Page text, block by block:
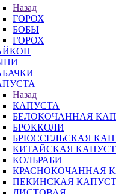
Назад
ГОРОХ
БОБЫ
ГОРОХ
Назад
КАПУСТА
БЕЛОКОЧАННАЯ
БРОККОЛИ
БРЮССЕЛЬСКАЯ
КИТАЙСКАЯ
КОЛЬРАБИ
КРАСНОКОЧАННАЯ
ПЕКИНСКАЯ